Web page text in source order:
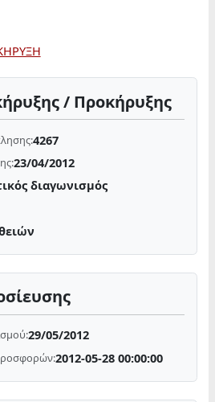
/ Προκήρυξης
4267
23/04/2012
διαγωνισμός
29/05/2012
2012-05-28 00:00:00